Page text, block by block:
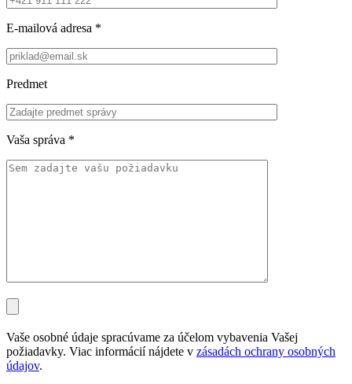
E-mailová adresa *
Predmet
Vaša správa *
Vaše osobné údaje spracúvame za účelom vybavenia Vašej
požiadavky. Viac informácií nájdete v zásadách ochrany osobných
údajov.